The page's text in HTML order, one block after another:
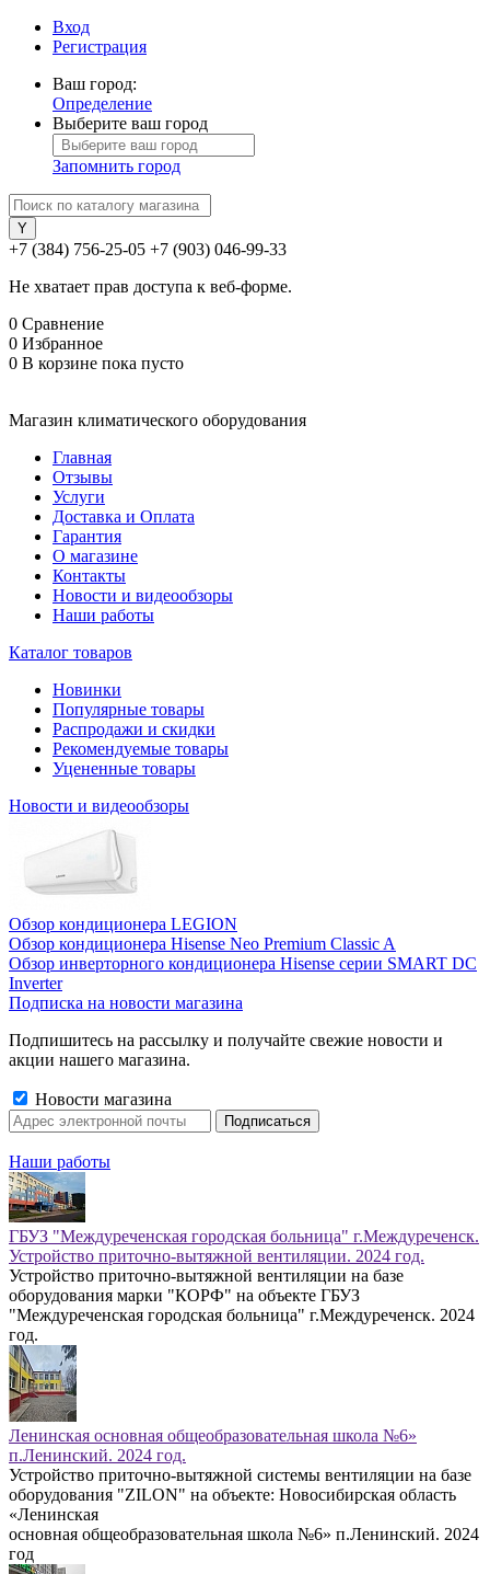
Вход
Регистрация
Ваш город:
Определение
Выберите ваш город
Запомнить город
+7 (384) 756-25-05 +7 (903) 046-99-33
Не хватает прав доступа к веб-форме.
0 Сравнение
0 Избранное
0 В корзине пока пусто
Магазин климатического оборудования
Главная
Отзывы
Услуги
Доставка и Оплата
Гарантия
О магазине
Контакты
Новости и видеообзоры
Наши работы
Каталог товаров
Новинки
Популярные товары
Распродажи и скидки
Рекомендуемые товары
Уцененные товары
Новости и видеообзоры
Обзор кондиционера LEGION
Обзор кондиционера Hisense Neo Premium Classic A
Обзор инверторного кондиционера Hisense серии SMART DC
Inverter
Подписка на новости магазина
Подпишитесь на рассылку и получайте свежие новости и
акции нашего магазина.
Новости магазина
Наши работы
ГБУЗ "Междуреченская городская больница" г.Междуреченск.
Устройство приточно-вытяжной вентиляции. 2024 год.
Устройство приточно-вытяжной вентиляции на базе
оборудования марки "КОРФ" на объекте ГБУЗ
"Междуреченская городская больница" г.Междуреченск. 2024
год.
Ленинская основная общеобразовательная школа №6»
п.Ленинский. 2024 год.
Устройство приточно-вытяжной системы вентиляции на базе
оборудования "ZILON" на объекте: Новосибирская область
«Ленинская
основная общеобразовательная школа №6» п.Ленинский. 2024
год